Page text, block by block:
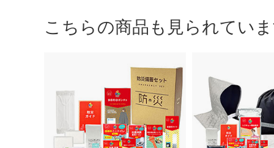
こちらの商品も見られてい